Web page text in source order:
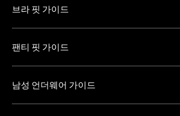
브라 핏 가이드
팬티 핏 가이드
남성 언더웨어 가이드